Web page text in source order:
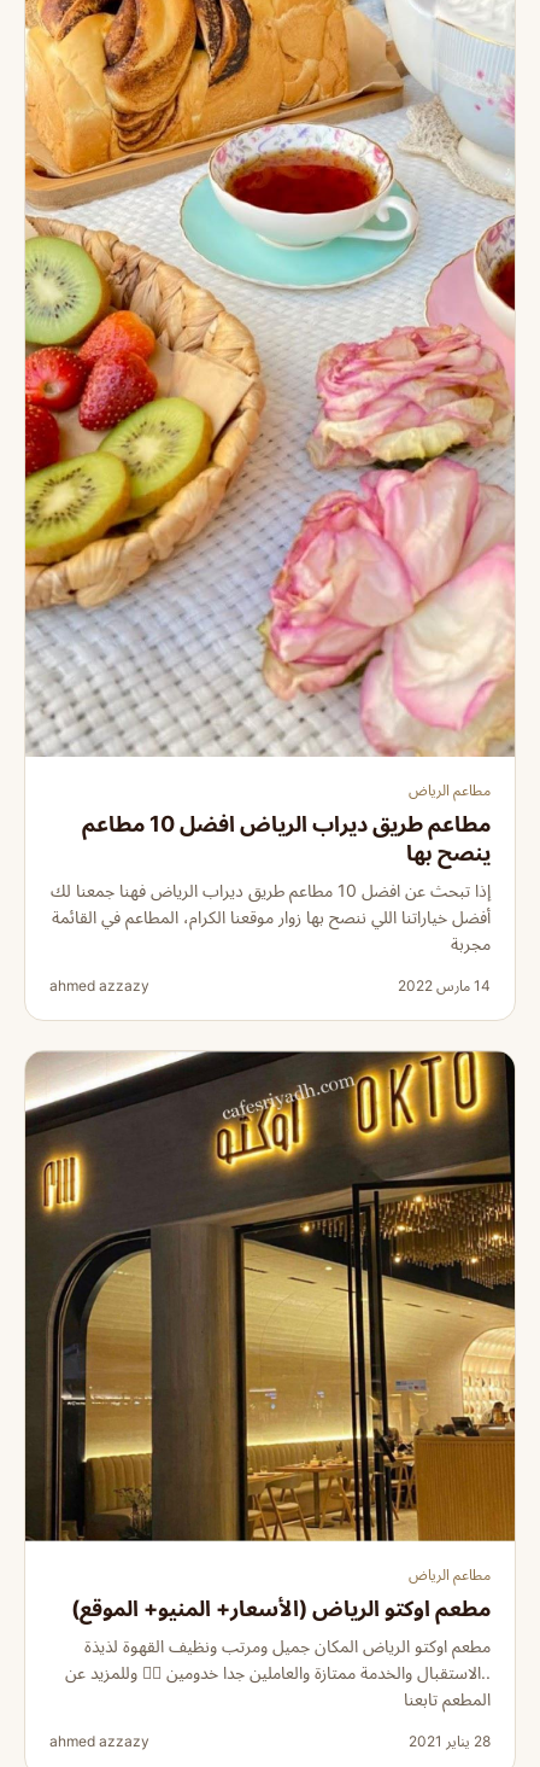
مطاعم الرياض
مطاعم طريق ديراب الرياض افضل 10 مطاعم
ينصح بها
إذا تبحث عن افضل 10 مطاعم طريق ديراب الرياض فهنا جمعنا لك
أفضل خياراتنا اللي ننصح بها زوار موقعنا الكرام، المطاعم في القائمة
مجربة
14 مارس 2022 ahmed azzazy
مطاعم الرياض
مطعم اوكتو الرياض (الأسعار+ المنيو+ الموقع)
مطعم اوكتو الرياض المكان جميل ومرتب ونظيف القهوة لذيذة
..الاستقبال والخدمة ممتازة والعاملين جدا خدومين 👌🏻 وللمزيد عن
المطعم تابعنا
28 يناير 2021 ahmed azzazy